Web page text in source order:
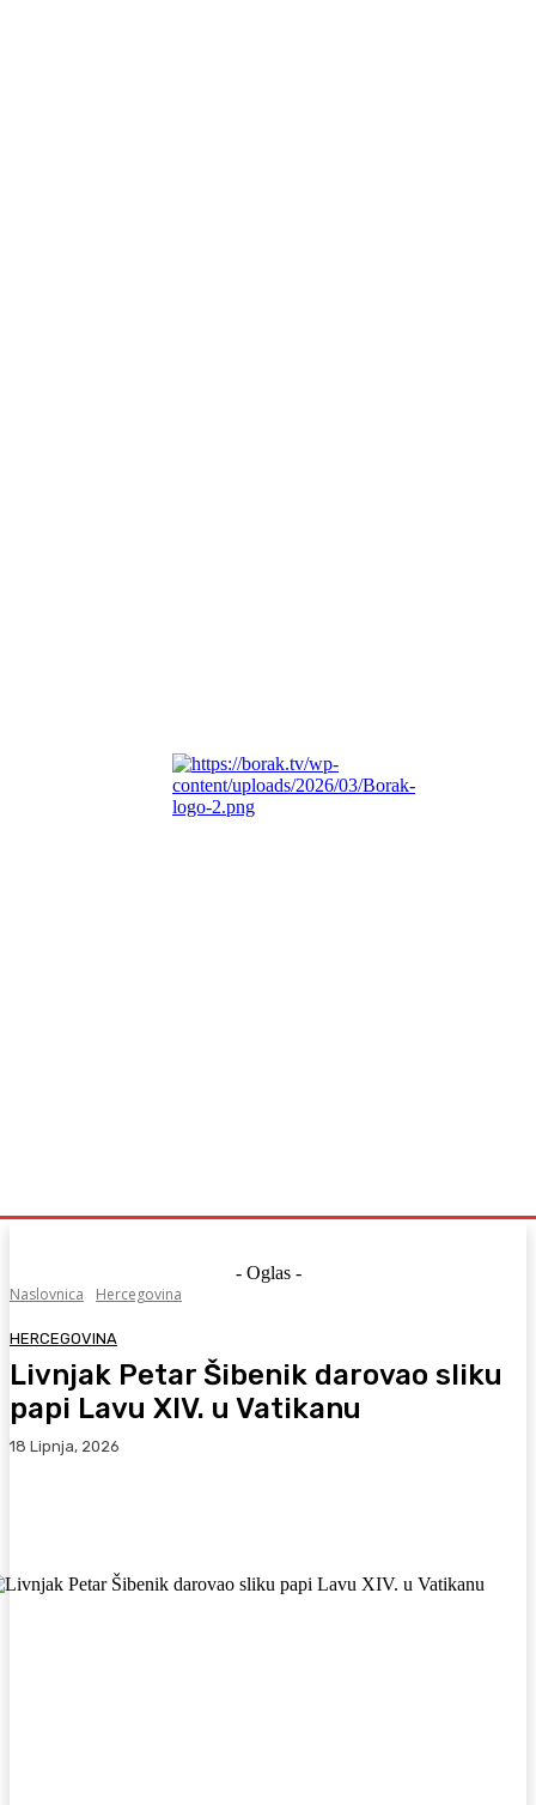
- Oglas -
Naslovnica
Hercegovina
HERCEGOVINA
Livnjak Petar Šibenik darovao sliku
papi Lavu XIV. u Vatikanu
18 Lipnja, 2026